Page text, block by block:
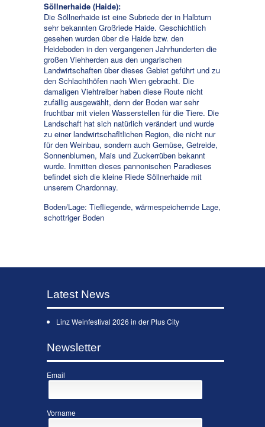
Söllnerhaide (Haide):
Die Söllnerhaide ist eine Subriede der in Halbturn
sehr bekannten Großriede Haide. Geschichtlich
gesehen wurden über die Haide bzw. den
Heideboden in den vergangenen Jahrhunderten die
großen Viehherden aus den ungarischen
Landwirtschaften über dieses Gebiet geführt und zu
den Schlachthöfen nach Wien gebracht. Die
damaligen Viehtreiber haben diese Route nicht
zufällig ausgewählt, denn der Boden war sehr
fruchtbar mit vielen Wasserstellen für die Tiere. Die
Landschaft hat sich natürlich verändert und wurde
zu einer landwirtschafltlichen Region, die nicht nur
für den Weinbau, sondern auch Gemüse, Getreide,
Sonnenblumen, Mais und Zuckerrüben bekannt
wurde. Inmitten dieses pannonischen Paradieses
befindet sich die kleine Riede Söllnerhaide mit
unserem Chardonnay.
Boden/Lage: Tiefliegende, wärmespeichernde Lage,
schottriger Boden
Latest News
Linz Weinfestival 2026 in der Plus City
Newsletter
Email
Vorname